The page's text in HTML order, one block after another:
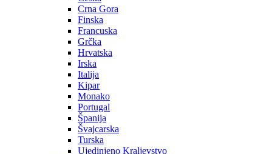
Crna Gora
Finska
Francuska
Grčka
Hrvatska
Irska
Italija
Kipar
Monako
Portugal
Španija
Švajcarska
Turska
Ujedinjeno Kraljevstvo